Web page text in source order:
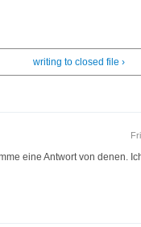
writing to closed file ›
eine Antwort von denen.